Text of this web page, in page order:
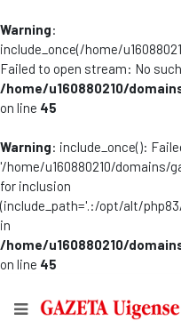
Warning:
include_once(/home/
Failed to open stream: No
/home/u160880210/
on line 45
Warning: include_once():
'/home/u160880210/
for inclusion
(include_path='.:/opt/alt/
in
/home/u160880210/
on line 45